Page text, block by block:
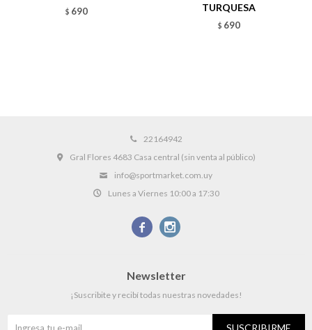
$ 690
TURQUESA
$ 690
22164942
Gral Flores 4683 Casa central (sin venta al público)
info@sportmarket.com.uy
Lunes a Viernes 10:00 a 17:30
 
Newsletter
¡Suscribite y recibí todas nuestras novedades!
SUSCRIBIRME